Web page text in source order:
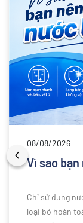
08/08/2026
Vì sao
Chỉ sử dụng
loại bỏ hoàn